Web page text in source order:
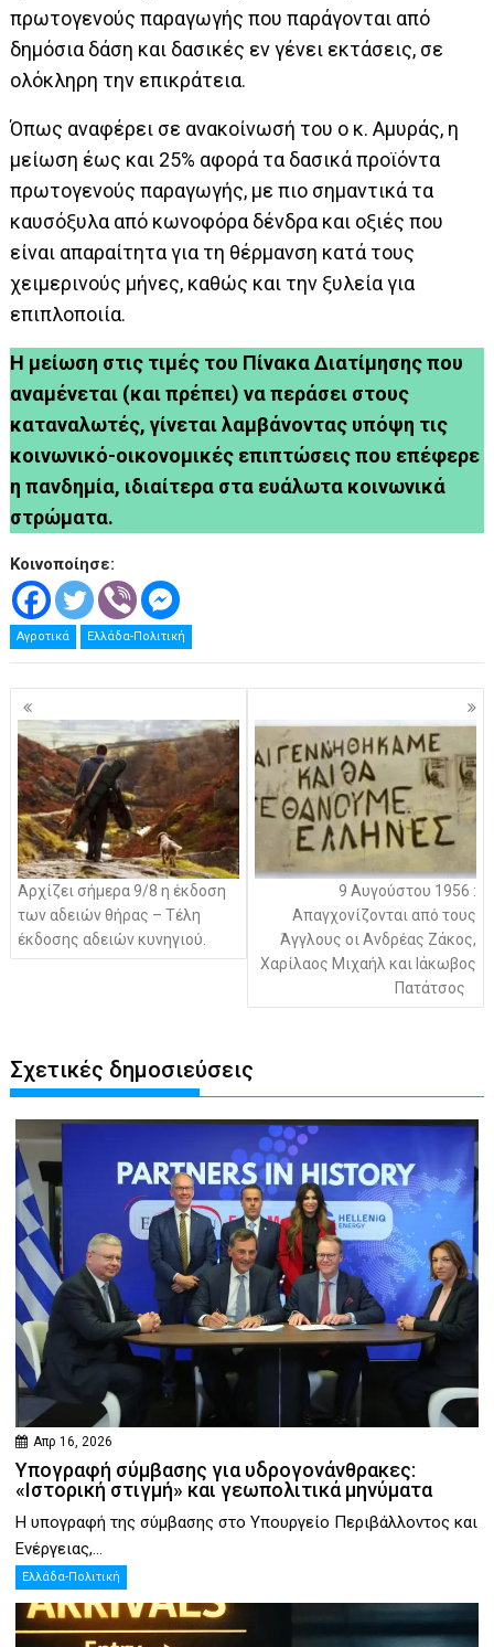
πρωτογενούς παραγωγής που παράγονται από
δημόσια δάση και δασικές εν γένει εκτάσεις, σε
ολόκληρη την επικράτεια.
Όπως αναφέρει σε ανακοίνωσή του ο κ. Αμυράς, η
μείωση έως και 25% αφορά τα δασικά προϊόντα
πρωτογενούς παραγωγής, με πιο σημαντικά τα
καυσόξυλα από κωνοφόρα δένδρα και οξιές που
είναι απαραίτητα για τη θέρμανση κατά τους
χειμερινούς μήνες, καθώς και την ξυλεία για
επιπλοποιία.
Η μείωση στις τιμές του Πίνακα Διατίμησης που
αναμένεται (και πρέπει) να περάσει στους
καταναλωτές, γίνεται λαμβάνοντας υπόψη τις
κοινωνικό-οικονομικές επιπτώσεις που επέφερε
η πανδημία, ιδιαίτερα στα ευάλωτα κοινωνικά
στρώματα.
Κοινοποίησε:
Αγροτικά Ελλάδα-Πολιτική
Πλοήγηση
άρθρων
Αρχίζει σήμερα 9/8 η έκδοση
των αδειών θήρας – Τέλη
έκδοσης αδειών κυνηγιού.
9 Αυγούστου 1956 :
Απαγχονίζονται από τους
Άγγλους οι Ανδρέας Ζάκος,
Χαρίλαος Μιχαήλ και Ιάκωβος
Πατάτσος
Σχετικές δημοσιεύσεις
Απρ 16, 2026
Υπογραφή σύμβασης για υδρογονάνθρακες:
«Ιστορική στιγμή» και γεωπολιτικά μηνύματα
Η υπογραφή της σύμβασης στο Υπουργείο Περιβάλλοντος και
Ενέργειας,...
Ελλάδα-Πολιτική